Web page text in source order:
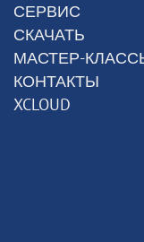
СЕРВИС
СКАЧАТЬ
МАСТЕР-
КОНТАКТЫ
XCLOUD